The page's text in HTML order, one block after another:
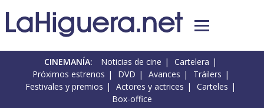
CINEMANÍA: Noticias de cine
Cartelera
Próximos estrenos
DVD Avances
Tráilers
Festivales y premios
Actores y actrices
Carteles
Box-office